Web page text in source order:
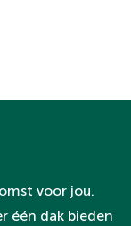
voor jou.
één dak bieden